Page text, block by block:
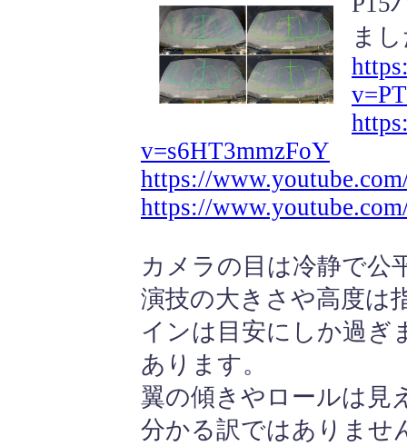
ま
v=s6HT3mmzFoY
https://
https://
カメラの目は冷静で公
演技の大きさや高度は
インは目安にしか過ぎ
あります。
翼の傾きやロールは見
分かる訳ではありませ